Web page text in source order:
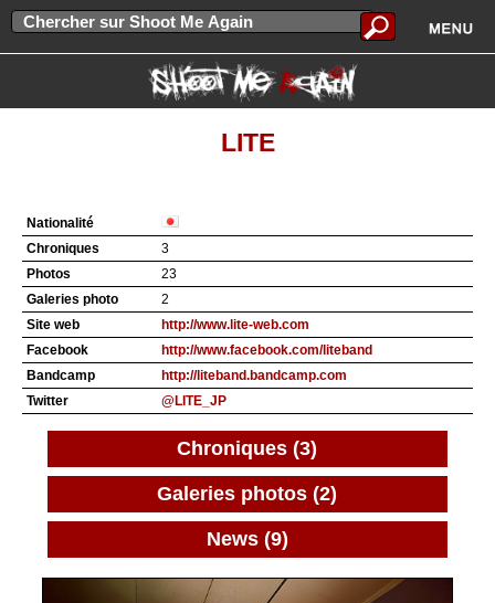
LITE
Nationalité
Chroniques
3
Photos
23
Galeries photo
2
Site web
http://www.lite-web.com
Facebook
http://www.facebook.com/liteband
Bandcamp
http://liteband.bandcamp.com
Twitter
@LITE_JP
Chroniques (3)
Galeries photos (2)
News (9)